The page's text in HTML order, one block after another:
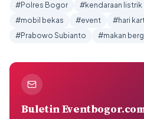
#Polres Bogor
#kendaraan listrik
#mobil bekas
#event #hari
#Prabowo Subianto
#makan
Buletin